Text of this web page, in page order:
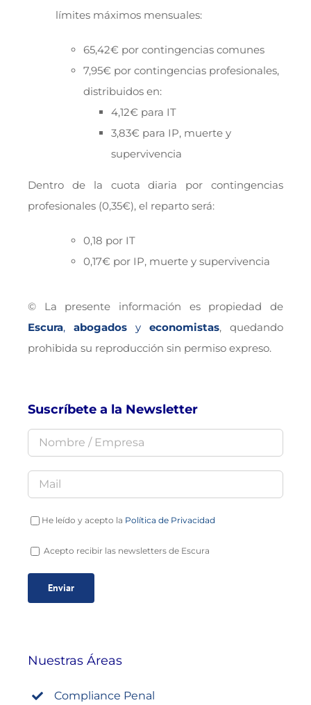
límites máximos mensuales:
65,42€ por contingencias comunes
7,95€ por contingencias profesionales,
distribuidos en:
4,12€ para IT
3,83€ para IP, muerte y
supervivencia
Dentro de la cuota diaria por contingencias
profesionales (0,35€), el reparto será:
0,18 por IT
0,17€ por IP, muerte y supervivencia
© La presente información es propiedad de
Escura, abogados yeconomistas, quedando
prohibida su reproducción sin permiso expreso.
Suscríbete a la Newsletter
He leído y acepto la Política de Privacidad
Acepto recibir las newsletters de Escura
Nuestras Áreas
Compliance Penal